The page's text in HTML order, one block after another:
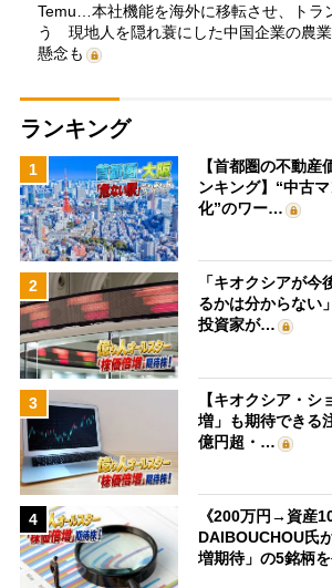
Temu…本社機能を海外に移転させ、トラ
う 現地人を隠れ蓑にした中国企業の農
懸念も
ランキング
1
【首都圏の不動産
ンキング】“中古
化”のワー…
2
「キオクシアが
るかは分からない
投資家が…
3
【キオクシア・
増」も期待できる
億円超・…
4
《200万円→資産
DAIBOUCHOU氏
増期待」の5銘柄